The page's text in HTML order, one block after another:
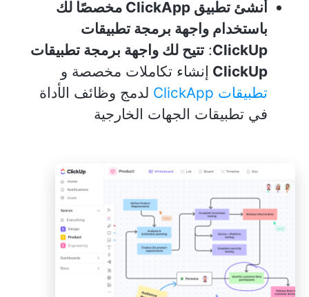
أنشئ تطبيق ClickApp مخصصًا لك
باستخدام واجهة برمجة تطبيقات
ClickUp
: تتيح لك واجهة برمجة تطبيقات
ClickUp إنشاء تكاملات مخصصة و
تطبيقات ClickApp
لدمج وظائف الأداة
في تطبيقات الجهات الخارجية